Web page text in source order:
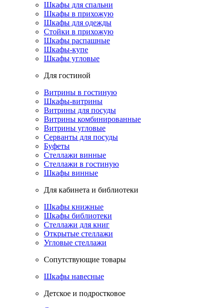
Шкафы для спальни
Шкафы в прихожую
Шкафы для одежды
Стойки в прихожую
Шкафы распашные
Шкафы-купе
Шкафы угловые
Для гостиной
Витрины в гостиную
Шкафы-витрины
Витрины для посуды
Витрины комбинированные
Витрины угловые
Серванты для посуды
Буфеты
Стеллажи винные
Стеллажи в гостиную
Шкафы винные
Для кабинета и библиотеки
Шкафы книжные
Шкафы библиотеки
Стеллажи для книг
Открытые стеллажи
Угловые стеллажи
Сопутствующие товары
Шкафы навесные
Детское и подростковое